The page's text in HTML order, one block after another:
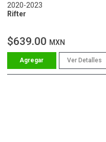
2020-2023
Rifter
$639.00 MXN
Ver Detalles